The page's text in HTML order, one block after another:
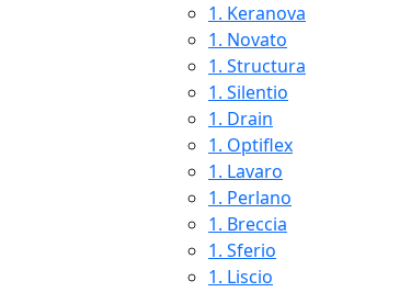
1. Keranova
1. Novato
1. Structura
1. Silentio
1. Drain
1. Optiflex
1. Lavaro
1. Perlano
1. Breccia
1. Sferio
1. Liscio